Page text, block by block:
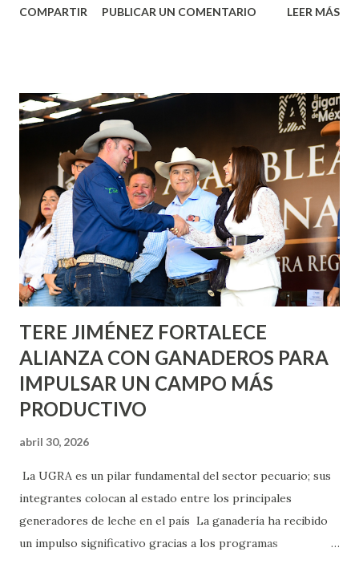
municipal, Leo Montañez dio inicio al programa
Corazón Urbano y el Municipio capital. Leo Montañez
informó que en este programa se usarán cerca de 90 mil
metros cuadrados de pintura, para dar inicio en la calle
Nieto, entre Jesús F. Elizondo y la calle 22 de Octubre, con
lo que se aplicará pintura en 66 casas. Posteriormente se
llevará este programa a Villas de Nuestra Señora de la
Asunción, Avenida Alameda y Decreto 27 de Septiembre, en
los edificios FOVISSSTE Ojo de Agua, en la comunidad
Norias de Paso Hondo y en los edificios de...
COMPARTIR PUBLICAR UN COMENTARIO LEER MÁS
TERE JIMÉNEZ FORTALECE
ALIANZA CON GANADEROS PARA
IMPULSAR UN CAMPO MÁS
PRODUCTIVO
abril 30, 2026
La UGRA es un pilar fundamental del sector pecuario; sus
integrantes colocan al estado entre los principales
generadores de leche en el país La ganadería ha recibido
un impulso significativo gracias a los programas